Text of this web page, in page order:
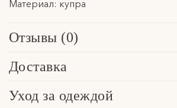
Материал: купра
Отзывы (0)
Сначала новые
Доставка
Обработка заказа, формирование
передача в указанную службу доставки
Уход за одеждой